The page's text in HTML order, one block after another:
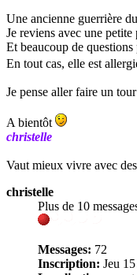
Une ancienne guerrière
Je reviens avec une
Et beaucoup de
En tout cas, elle est
Je pense aller faire un
A bientôt
christelle
Vaut mieux vivre avec
christelle
Plus de 10
Messages: 72
Inscription: Jeu